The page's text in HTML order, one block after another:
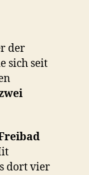
der
sich seit
dort vier